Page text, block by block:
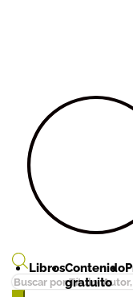
Búsqueda
LibrosContenido
gratuito